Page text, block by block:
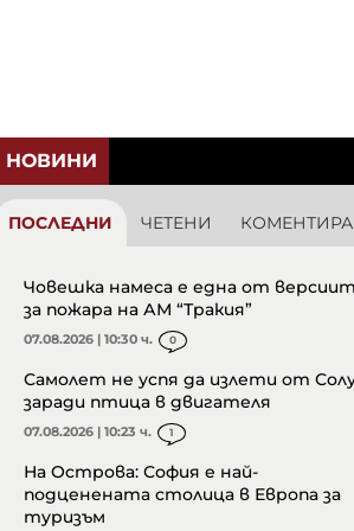
НОВИНИ
ПОСЛЕДНИ ЧЕТЕНИ
Човешка намеса е една от
за пожара на АМ “Тракия”
07.08.2026 | 10:30 ч. 0
Самолет не успя да излети от
заради птица в двигателя
07.08.2026 | 10:23 ч. 1
На Острова: София е най-
подценената столица в Европа за
туризъм